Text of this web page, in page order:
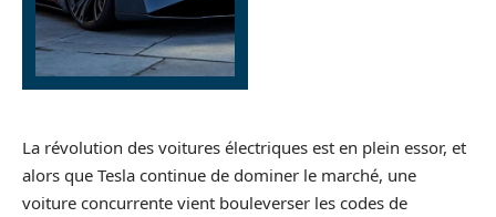
La révolution des voitures électriques est en plein essor, et
alors que Tesla continue de dominer le marché, une
voiture concurrente vient bouleverser les codes de